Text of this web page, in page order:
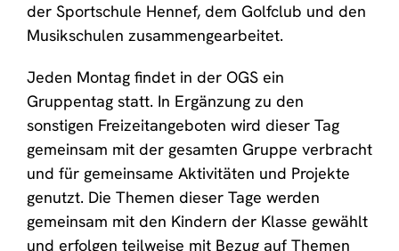
der Sportschule Hennef, dem Golfclub und den
Musikschulen zusammengearbeitet.
Jeden Montag findet in der OGS ein
Gruppentag statt. In Ergänzung zu den
sonstigen Freizeitangeboten wird dieser Tag
gemeinsam mit der gesamten Gruppe verbracht
und für gemeinsame Aktivitäten und Projekte
genutzt. Die Themen dieser Tage werden
gemeinsam mit den Kindern der Klasse gewählt
und erfolgen teilweise mit Bezug auf Themen